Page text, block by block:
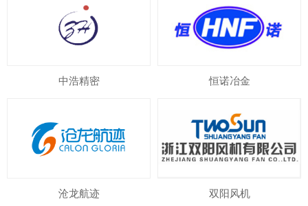
中浩精密 恒诺冶金
沧龙航迹 双阳风机